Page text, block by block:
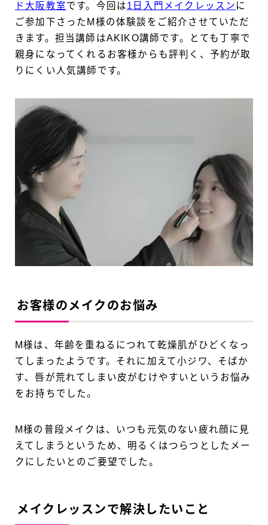
ド大阪教室です。今回は1日入門メイクレッスン に
ご参加下さったM様の体験談をご紹介させていただ
きます。担当講師はAKIKO講師です。とても丁寧で
親身になってくれるお客様からも評判く、予約が取
りにくい人気講師です。
お客様のメイクのお悩み
M様は、年齢を重ねるにつれて乾燥肌がひどくなっ
てしまったようです。それに加えて小ジワ、そばか
す、唇が荒れてしまい皮がむけやすいというお悩み
をお持ちでした。
M様の普段メイクは、いつも元気のない疲れ顔に見
えてしまうというため、明るくはつらつとしたメー
クにしたいとのご要望でした。
メイクレッスンで解決したいこと